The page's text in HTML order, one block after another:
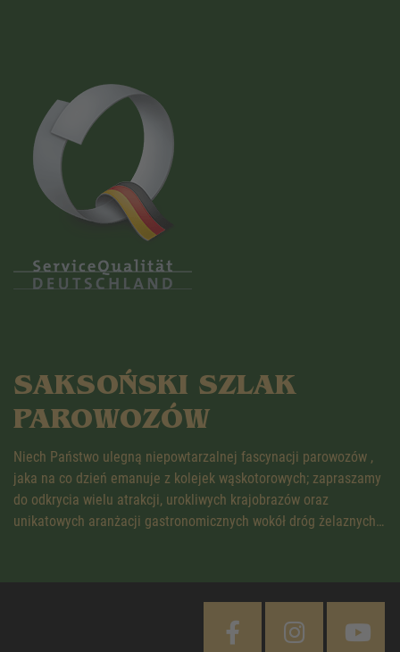
SAKSOŃSKI SZLAK
PAROWOZÓW
Niech Państwo ulegną niepowtarzalnej fascynacji parowozów ,
jaka na co dzień emanuje z kolejek wąskotorowych; zapraszamy
do odkrycia wielu atrakcji, urokliwych krajobrazów oraz
unikatowych aranżacji gastronomicznych wokół dróg żelaznych…